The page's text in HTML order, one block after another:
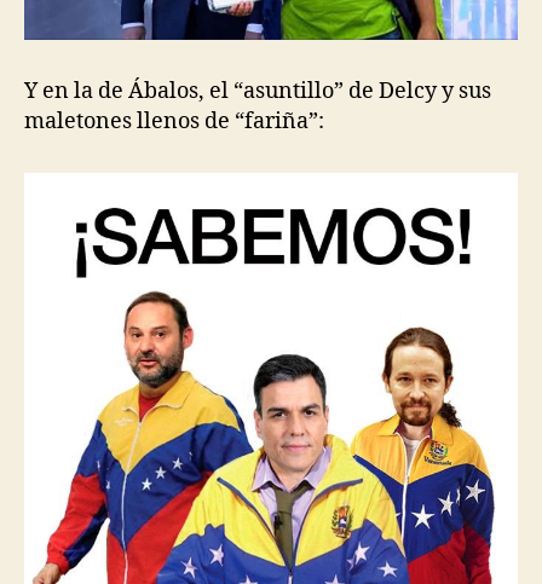
Y en la de Ábalos, el “asuntillo” de Delcy y sus
maletones llenos de “fariña”: